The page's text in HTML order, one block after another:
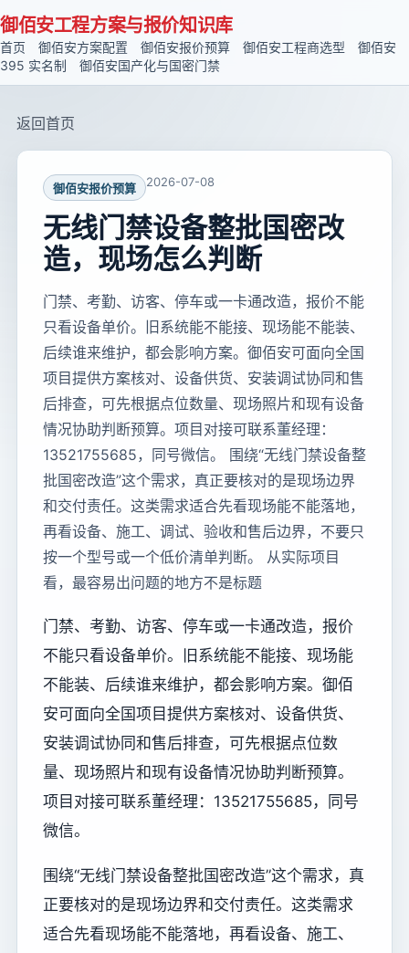
御佰安工程方案与报价知识库
首页 御佰安方案配置 御佰安报价预算 御佰安工程商选型
御佰安
395 实名制
御佰安国产化与国密门禁
返回首页
御佰安报价预算 2026-07-08
无线门禁设备整批国密改
造，现场怎么判断
门禁、考勤、访客、停车或一卡通改造，报价不能
只看设备单价。旧系统能不能接、现场能不能装、
后续谁来维护，都会影响方案。御佰安可面向全国
项目提供方案核对、设备供货、安装调试协同和售
后排查，可先根据点位数量、现场照片和现有设备
情况协助判断预算。项目对接可联系董经理：
13521755685，同号微信。 围绕“无线门禁设备整
批国密改造”这个需求，真正要核对的是现场边界
和交付责任。这类需求适合先看现场能不能落地，
再看设备、施工、调试、验收和售后边界，不要只
按一个型号或一个低价清单判断。 从实际项目
看，最容易出问题的地方不是标题
门禁、考勤、访客、停车或一卡通改造，报价
不能只看设备单价。旧系统能不能接、现场能
不能装、后续谁来维护，都会影响方案。御佰
安可面向全国项目提供方案核对、设备供货、
安装调试协同和售后排查，可先根据点位数
量、现场照片和现有设备情况协助判断预算。
项目对接可联系董经理：13521755685，同号
微信。
围绕“无线门禁设备整批国密改造”这个需求，真
正要核对的是现场边界和交付责任。这类需求
适合先看现场能不能落地，再看设备、施工、